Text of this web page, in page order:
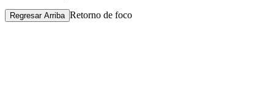
Regresar Arriba Retorno de foco